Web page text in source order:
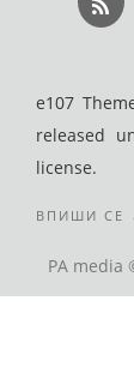
e107
released
license.
ВПИШИ СЕ
PA media